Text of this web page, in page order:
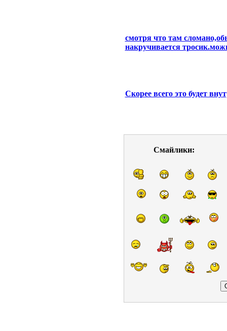
смотря что там
накручивается
Скорее всего это будет
Смайлики: